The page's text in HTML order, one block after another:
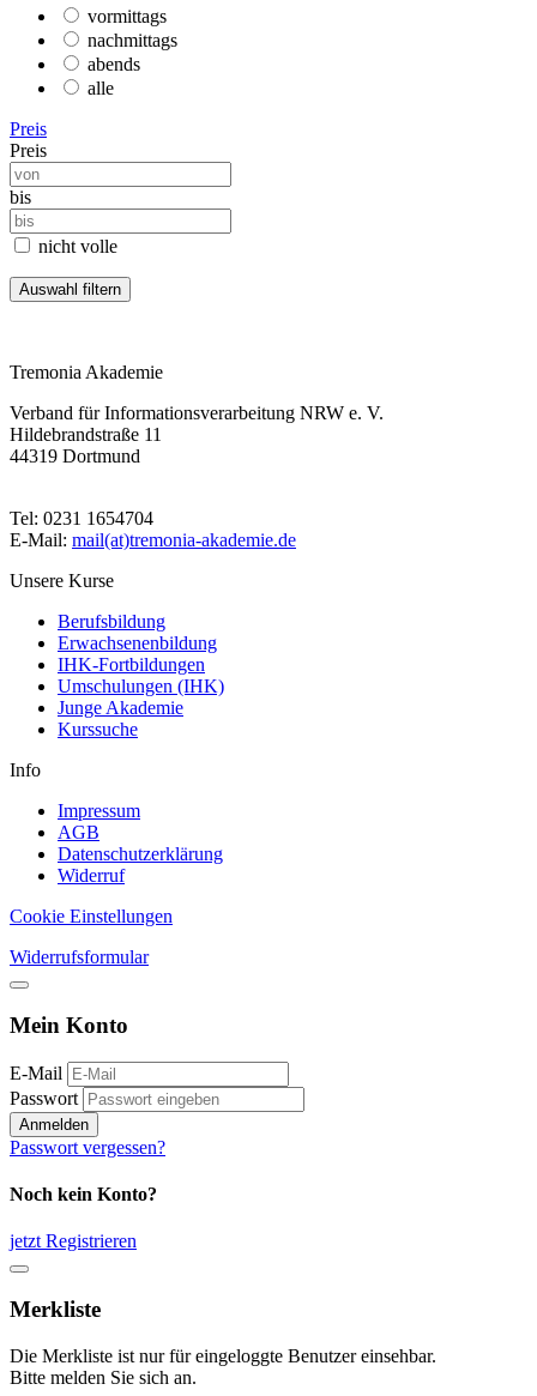
vormittags
nachmittags
abends
alle
Preis
Preis
bis
nicht volle
Tremonia Akademie
Verband für Informationsverarbeitung NRW e. V.
Hildebrandstraße 11
44319 Dortmund
Tel: 0231 1654704
E-Mail: mail(at)tremonia-akademie.de
Unsere Kurse
Berufsbildung
Erwachsenenbildung
IHK-Fortbildungen
Umschulungen (IHK)
Junge Akademie
Kurssuche
Info
Impressum
AGB
Datenschutzerklärung
Widerruf
Cookie Einstellungen
Widerrufsformular
Mein Konto
E-Mail
Passwort
Anmelden
Passwort vergessen?
Noch kein Konto?
jetzt Registrieren
Merkliste
Die Merkliste ist nur für eingeloggte Benutzer einsehbar.
Bitte melden Sie sich an.